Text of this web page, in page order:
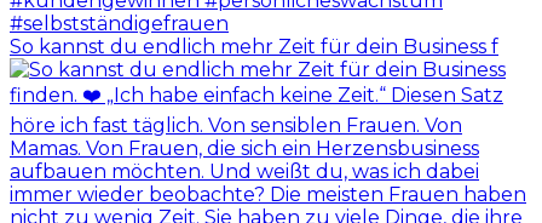
So kannst du endlich mehr Zeit für dein Business f